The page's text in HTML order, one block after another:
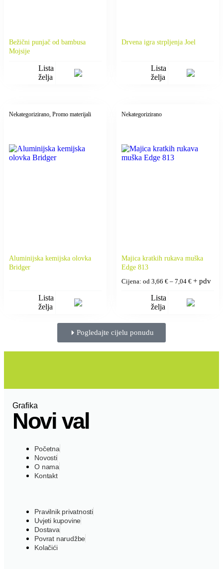
Bežični punjač od bambusa
Mojsije
Lista
želja
Drvena igra strpljenja Joel
Lista
želja
Nekategorizirano, Promo materijali
Aluminijska kemijska olovka
Bridger
Lista
želja
Nekategorizirano
Majica kratkih rukava muška
Edge 813
Cijena: od 3,66 € – 7,04 € + pdv
Lista
želja
Pogledajte cijelu ponudu
Grafika
Novi val
Početna
Novosti
O nama
Kontakt
Pravilnik privatnosti
Uvjeti kupovine
Dostava
Povrat narudžbe
Kolačići